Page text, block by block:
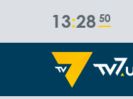
13 28 50